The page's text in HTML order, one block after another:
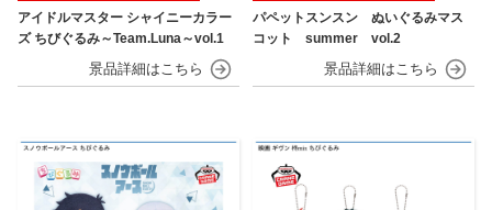
アイドルマスター シャイニーカラー
ズ ちびぐるみ～Team.Luna～vol.1
パペットスンスン ぬいぐるみマス
コット summer vol.2